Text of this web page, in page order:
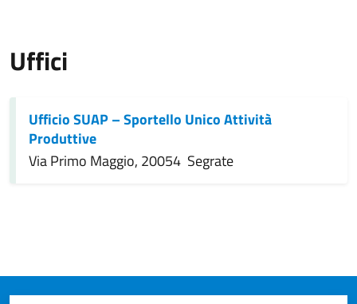
Uffici
Ufficio SUAP – Sportello Unico Attività
Produttive
Via Primo Maggio, 20054 Segrate